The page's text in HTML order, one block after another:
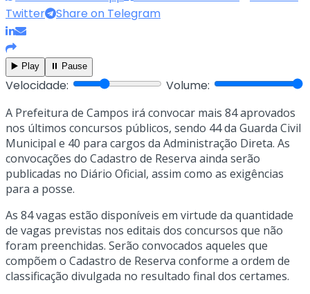
Twitter
Share on Telegram
▶️ Play ⏸️ Pause
Velocidade: Volume:
A Prefeitura de Campos irá convocar mais 84 aprovados
nos últimos concursos públicos, sendo 44 da Guarda Civil
Municipal e 40 para cargos da Administração Direta. As
convocações do Cadastro de Reserva ainda serão
publicadas no Diário Oficial, assim como as exigências
para a posse.
As 84 vagas estão disponíveis em virtude da quantidade
de vagas previstas nos editais dos concursos que não
foram preenchidas. Serão convocados aqueles que
compõem o Cadastro de Reserva conforme a ordem de
classificação divulgada no resultado final dos certames.